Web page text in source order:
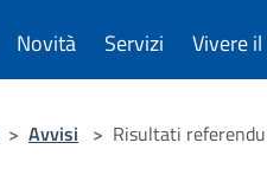
Novità Servizi Vivere
> Avvisi > Risultati